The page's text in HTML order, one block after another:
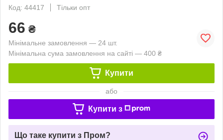
Код: 44417
Тільки опт
66 ₴
Мінімальне замовлення — 24 шт.
Мінімальна сума замовлення на сайті — 400 ₴
Купити
або
Купити з
Що таке купити з Пром?